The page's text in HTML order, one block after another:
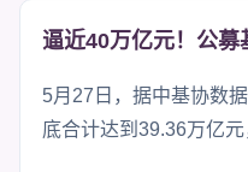
逼近40万亿元！公募
5月27日，据中基协数
底合计达到39.36万亿元